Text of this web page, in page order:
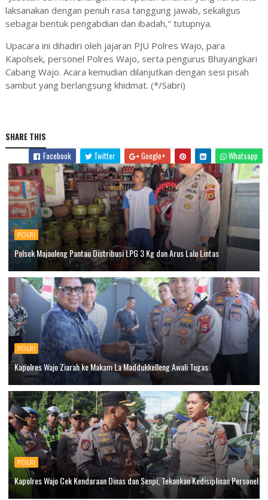
laksanakan dengan penuh rasa tanggung jawab, sekaligus
sebagai bentuk pengabdian dan ibadah," tutupnya.
Upacara ini dihadiri oleh jajaran PJU Polres Wajo, para
Kapolsek, personel Polres Wajo, serta pengurus Bhayangkari
Cabang Wajo. Acara kemudian dilanjutkan dengan sesi pisah
sambut yang berlangsung khidmat. (*/Sabri)
SHARE THIS
Facebook
Twitter Google+ Whatsapp
POLRI
Polsek Majauleng Pantau Distribusi LPG 3 Kg dan Arus Lalu Lintas
POLRI
Kapolres Wajo Ziarah ke Makam La Maddukkelleng Awali Tugas
POLRI
Kapolres Wajo Cek Kendaraan Dinas dan Senpi, Tekankan Kedisiplinan Personel